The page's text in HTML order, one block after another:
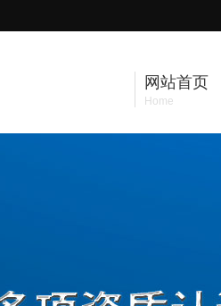
网站首页
Home